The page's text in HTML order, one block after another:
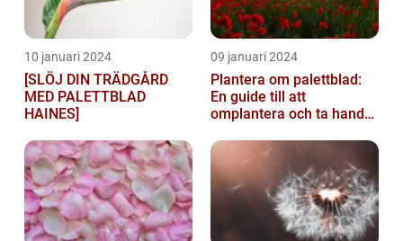
10 januari 2024
[SLÖJ DIN TRÄDGÅRD
MED PALETTBLAD
HAINES]
09 januari 2024
Plantera om palettblad:
En guide till att
omplantera och ta hand